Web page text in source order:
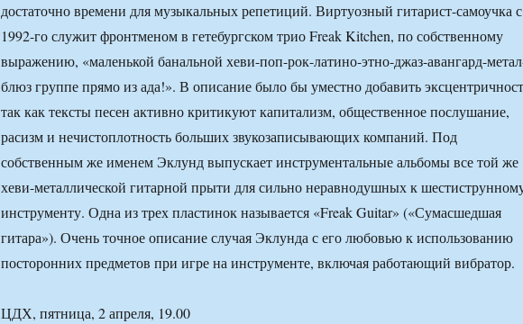
достаточно времени для музыкальных репетиций. Виртуозный гитарист-самоучка с
1992-го служит фронтменом в гетебургском трио Freak Kitchen, по собственному
выражению, «маленькой банальной хеви-поп-рок-латино-этно-джаз-авангард-
блюз группе прямо из ада!». В описание было бы уместно добавить
так как тексты песен активно критикуют капитализм, общественное послушание,
расизм и нечистоплотность больших звукозаписывающих компаний. Под
собственным же именем Эклунд выпускает инструментальные альбомы все той же
хеви-металлической гитарной прыти для сильно неравнодушных к
инструменту. Одна из трех пластинок называется «Freak Guitar» («Сумасшедшая
гитара»). Очень точное описание случая Эклунда с его любовью к использованию
посторонних предметов при игре на инструменте, включая работающий вибратор.
ЦДХ, пятница, 2 апреля, 19.00